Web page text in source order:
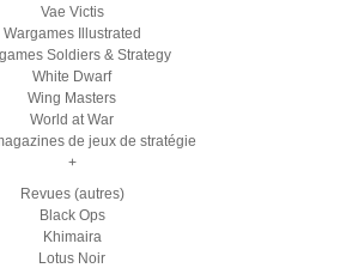
Vae Victis
Wargames Illustrated
Soldiers & Strategy
White Dwarf
Wing Masters
World at War
de jeux de stratégie
+
Revues (autres)
Black Ops
Khimaira
Lotus Noir